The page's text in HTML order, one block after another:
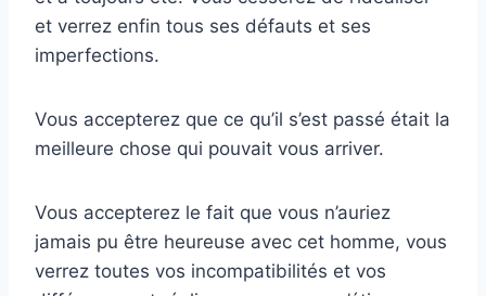
et verrez enfin tous ses défauts et ses
imperfections.
Vous accepterez que ce qu’il s’est passé était la
meilleure chose qui pouvait vous arriver.
Vous accepterez le fait que vous n’auriez
jamais pu être heureuse avec cet homme, vous
verrez toutes vos incompatibilités et vos